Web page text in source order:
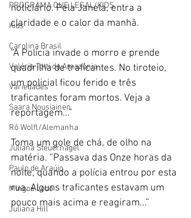
PROGRAMA QUE LEGAL/KIDS
Kids
Carolina Brasil
Valéria Totti da Amazônia
Variedades
Saara Nousiainen
Rô Wolfl/Alemanha
Juliana Steuernagel
Paulo de Araújo
Mingos Lobo
Juliana Hill
noticiário. Pela Janela, entra a
claridade e o calor da manhã.
“A Polícia invade o morro e prende
quadrilha de traficantes. No tiroteio,
um policial ficou ferido e três
traficantes foram mortos. Veja a
reportagem...”
Toma um gole de chá, de olho na
matéria. “Passava das Onze horas da
noite, quando a polícia entrou por esta
rua. Alguns traficantes estavam um
pouco mais acima e reagiram...”